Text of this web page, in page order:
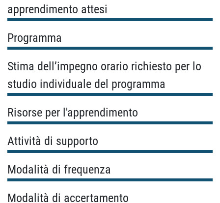
apprendimento attesi
Programma
Stima dell’impegno orario richiesto per lo
studio individuale del programma
Risorse per l'apprendimento
Attività di supporto
Modalità di frequenza
Modalità di accertamento